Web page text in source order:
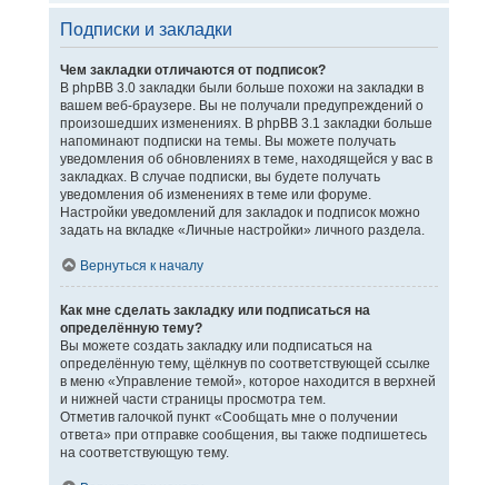
Подписки и закладки
Чем закладки отличаются от подписок?
В phpBB 3.0 закладки были больше похожи на закладки в
вашем веб-браузере. Вы не получали предупреждений о
произошедших изменениях. В phpBB 3.1 закладки больше
напоминают подписки на темы. Вы можете получать
уведомления об обновлениях в теме, находящейся у вас в
закладках. В случае подписки, вы будете получать
уведомления об изменениях в теме или форуме.
Настройки уведомлений для закладок и подписок можно
задать на вкладке «Личные настройки» личного раздела.
Вернуться к началу
Как мне сделать закладку или подписаться на
определённую тему?
Вы можете создать закладку или подписаться на
определённую тему, щёлкнув по соответствующей ссылке
в меню «Управление темой», которое находится в верхней
и нижней части страницы просмотра тем.
Отметив галочкой пункт «Сообщать мне о получении
ответа» при отправке сообщения, вы также подпишетесь
на соответствующую тему.